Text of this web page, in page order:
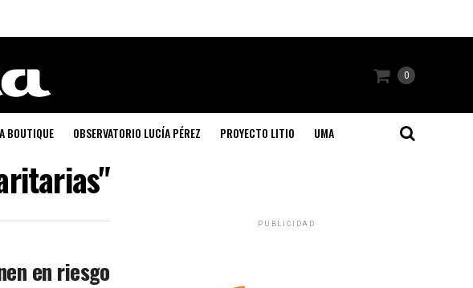
0
BOUTIQUE OBSERVATORIO LUCÍA PÉREZ PROYECTO LITIO UMA
en riesgo
PUBLICIDAD